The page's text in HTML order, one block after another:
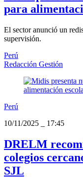
para
El sector anunció un
supervisión.
Perú
Redacción Gestión
Perú
10/11/2025
17:45
DRELM
colegios
SJL